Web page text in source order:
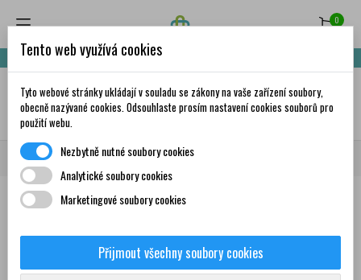
0
Nakupte za 999,- Kč a získáte dopravu zdarma!
✦AI
Domů Značky Terezia
Seznam produktů podle značky
Tento web využívá cookies
Tyto webové stránky ukládají v souladu se zákony na vaše zařízení soubory,
obecně nazývané cookies. Odsouhlaste prosím nastavení cookies souborů pro
použití webu.
Nezbytně nutné soubory cookies
Analytické soubory cookies
Marketingové soubory cookies
Přijmout všechny soubory cookies